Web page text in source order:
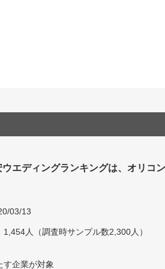
ウエディングランキングは、オリコ
03/13
1,454人（調査時サンプル数2,300人）
す企業が対象